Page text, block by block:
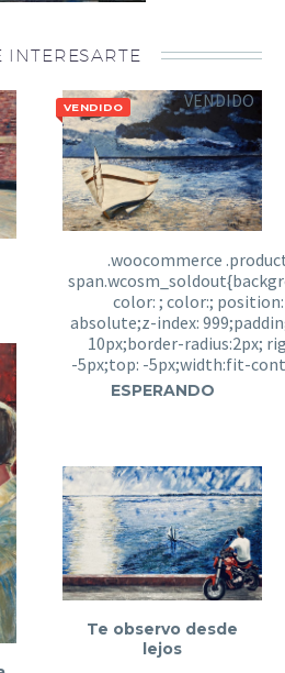
INTERESARTE
VENDIDO VENDIDO
ESPERANDO
Te observo desde
lejos